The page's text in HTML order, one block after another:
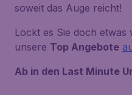
soweit das Auge reicht!
Lockt es Sie doch etwas
unsere Top Angebote
Ab in den Last Minute